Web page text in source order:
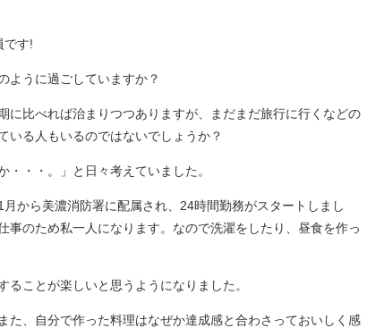
です!
ように過ごしていますか？
に比べれば治まりつつありますが、まだまだ旅行に行くなどの
いる人もいるのではないでしょうか？
・・。」と日々考えていました。
から美濃消防署に配属され、24時間勤務がスタートしまし
事のため私一人になります。なので洗濯をしたり、昼食を作っ
ことが楽しいと思うようになりました。
た、自分で作った料理はなぜか達成感と合わさっておいしく感